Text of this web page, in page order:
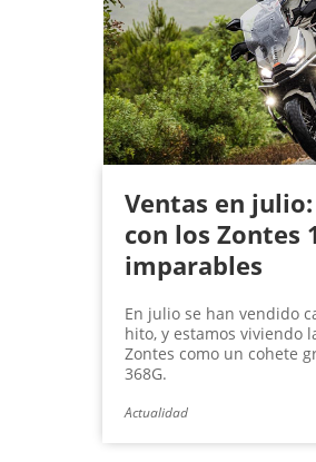
Ventas en
con los Zontes
imparables
En julio se han vendido
hito, y estamos viviendo
Zontes como un cohete
368G.
Actualidad